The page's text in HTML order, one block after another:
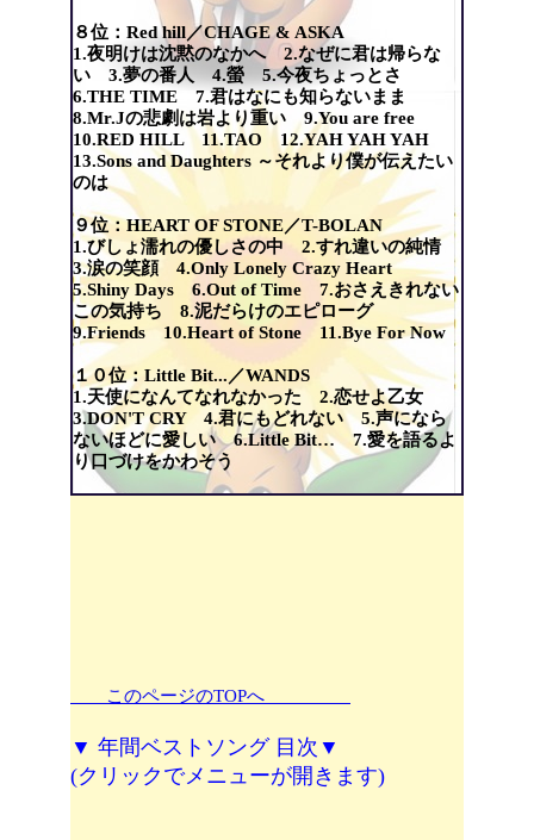
８位：Red hill／CHAGE & ASKA
1.夜明けは沈黙のなかへ 2.なぜに君は帰らな
い 3.夢の番人 4.螢 5.今夜ちょっとさ
6.THE TIME 7.君はなにも知らないまま
8.Mr.Jの悲劇は岩より重い 9.You are free
10.RED HILL 11.TAO 12.YAH YAH YAH
13.Sons and Daughters ～それより僕が伝えたい
のは
９位：HEART OF STONE／T-BOLAN
1.びしょ濡れの優しさの中 2.すれ違いの純情
3.涙の笑顔 4.Only Lonely Crazy Heart
5.Shiny Days 6.Out of Time 7.おさえきれない
この気持ち 8.泥だらけのエピローグ
9.Friends 10.Heart of Stone 11.Bye For Now
１０位：Little Bit...／WANDS
1.天使になんてなれなかった 2.恋せよ乙女
3.DON'T CRY 4.君にもどれない 5.声になら
ないほどに愛しい 6.Little Bit… 7.愛を語るよ
り口づけをかわそう
このページのTOPへ
▼ 年間ベストソング 目次▼
(クリックでメニューが開きます)